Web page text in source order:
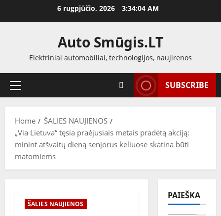
6 rugpjūčio, 2026 3:34:05 AM
Auto Smūgis.LT
Elektriniai automobiliai, technologijos, naujirenos
Primary
SUBSCRIBE
Home
ŠALIES NAUJIENOS
„Via Lietuva“ tęsia praėjusiais metais pradėtą akciją:
minint atšvaitų dieną senjorus keliuose skatina būti
matomiems
ŠALIES NAUJIENOS
PAIEŠKA